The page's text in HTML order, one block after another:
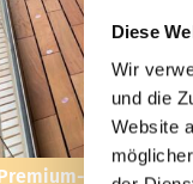
Diese
Wir
und die
Website
A-Qualität